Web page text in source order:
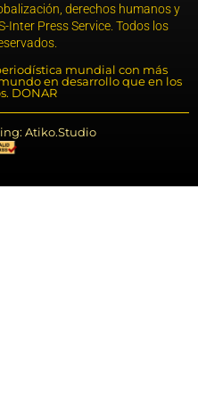
derechos humanos y
Press Service. Todos los
mundial con más
en desarrollo que en los
DONAR
Atiko.Studio